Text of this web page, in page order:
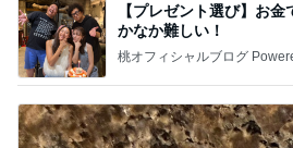
【プレゼント選び】お
かなか難しい！
桃オフィシャルブログ